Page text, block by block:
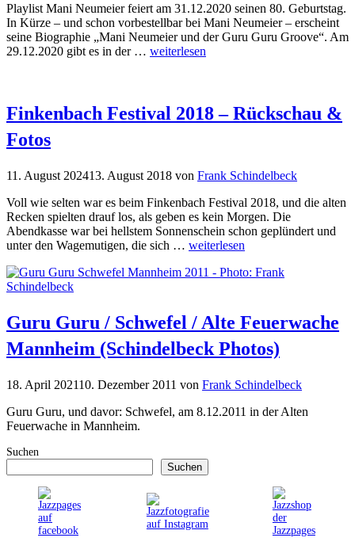
Playlist Mani Neumeier feiert am 31.12.2020 seinen 80. Geburtstag.
In Kürze – und schon vorbestellbar bei Mani Neumeier – erscheint
seine Biographie „Mani Neumeier und der Guru Guru Groove“. Am
29.12.2020 gibt es in der … weiterlesen
Finkenbach Festival 2018 – Rückschau &
Fotos
11. August 202413. August 2018 von Frank Schindelbeck
Voll wie selten war es beim Finkenbach Festival 2018, und die alten
Recken spielten drauf los, als geben es kein Morgen. Die
Abendkasse war bei hellstem Sonnenschein schon geplündert und
unter den Wagemutigen, die sich … weiterlesen
Guru Guru / Schwefel / Alte Feuerwache
Mannheim (Schindelbeck Photos)
18. April 202110. Dezember 2011 von Frank Schindelbeck
Guru Guru, und davor: Schwefel, am 8.12.2011 in der Alten
Feuerwache in Mannheim.
Suchen
Suchen